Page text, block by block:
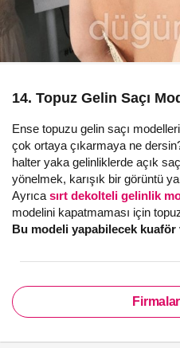
14. Topuz Gelin Saçı
Ense topuzu gelin saçı
çok ortaya çıkarmaya ne
halter yaka gelinliklerde açık
yönelmek, karışık bir görüntü
Ayrıca sırt dekolteli gelinlik
modelini kapatmaması için
Bu modeli yapabilecek